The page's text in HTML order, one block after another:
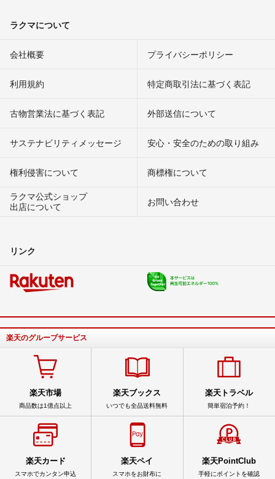
ラクマについて
会社概要 プライバシーポリシー
利用規約 特定商取引法に基づく表記
古物営業法に基づく表記 外部送信について
サステナビリティメッセージ 安心・安全のための取り組み
権利侵害について
商標権について
ラクマ公式ショップ
出店について
お問い合わせ
リンク
楽天のグループサービス
楽天市場
商品数は1億点以上
楽天ブックス
いつでも全品送料無料
楽天トラベル
簡単宿泊予約！
楽天カード
スマホでカンタン申込
楽天ペイ
スマホをお財布に
楽天PointClub
手軽にポイントを確認